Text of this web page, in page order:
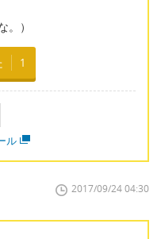
。）
1
ル
2017/09/24 04:30